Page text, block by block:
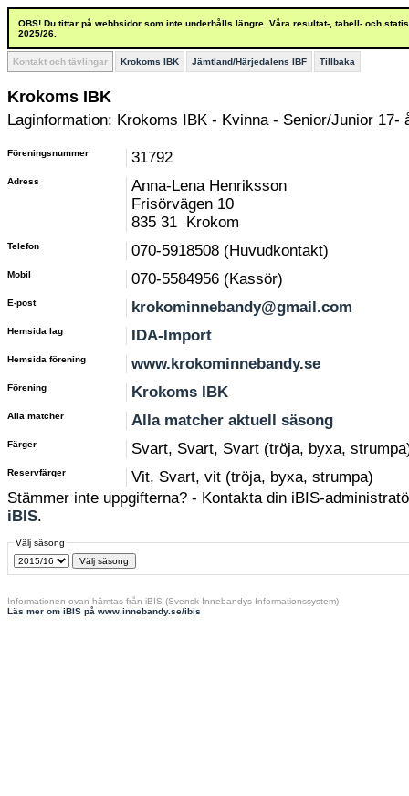
OBS! Du tittar på webbsidor som inte underhålls längre. Våra resultat-, tabell- och
2025/26.
Kontakt och tävlingar Krokoms IBK Jämtland/Härjedalens IBF Tillbaka
Krokoms IBK
Laginformation: Krokoms IBK - Kvinna - Senior/Junior 17-
Föreningsnummer 31792
Adress
Anna-Lena Henriksson
Frisörvägen 10
835 31 Krokom
Telefon 070-5918508 (Huvudkontakt)
Mobil 070-5584956 (Kassör)
E-post krokominnebandy@gmail.com
Hemsida lag IDA-Import
Hemsida förening www.krokominnebandy.se
Förening Krokoms IBK
Alla matcher Alla matcher aktuell säsong
Färger Svart, Svart, Svart (tröja, byxa,
Reservfärger
Vit, Svart, vit (tröja, byxa, strumpa)
Stämmer inte uppgifterna? - Kontakta din iBIS-
iBIS.
Välj säsong
Informationen ovan hämtas från iBIS (Svensk Innebandys Informationssystem)
Läs mer om iBIS på www.innebandy.se/ibis